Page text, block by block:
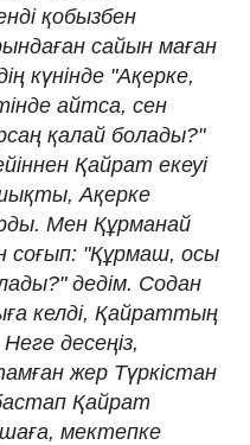
қобызбен
сайын маған
күнінде "Ақерке,
айтса, сен
қалай болады?"
Қайрат екеуі
шықты, Ақерке
Мен Құрманай
"Құрмаш, осы
дедім. Содан
келді, Қайраттың
десеңіз,
жер Түркістан
Қайрат
мектепке